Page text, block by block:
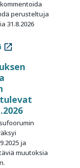
perusteltuja
31.8.2026
ja
muutoksia